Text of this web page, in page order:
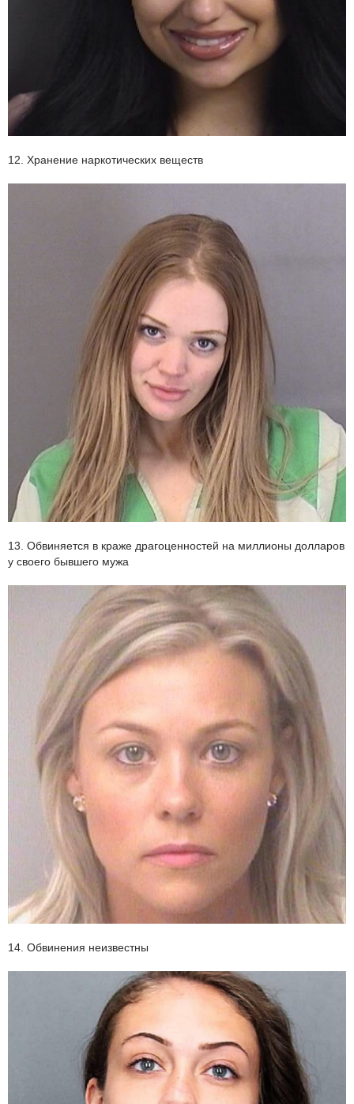
12. Хранение наркотических веществ
13. Обвиняется в краже драгоценностей на миллионы долларов
у своего бывшего мужа
14. Обвинения неизвестны